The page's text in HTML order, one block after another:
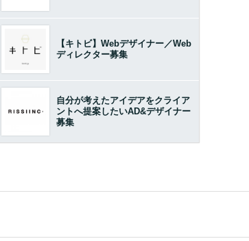
【キトビ】Webデザイナー／Web
ディレクター募集
自分が考えたアイデアをクライア
ントへ提案したいAD&デザイナー
募集